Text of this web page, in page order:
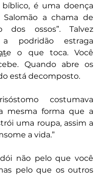
é uma doença
Salomão a chama de
dos ossos”. Talvez
podridão estraga
o que toca. Você
Quando abre os
está decomposto.
costumava
mesma forma que a
uma roupa, assim a
a vida.”
não pelo que você
pelo que os outros